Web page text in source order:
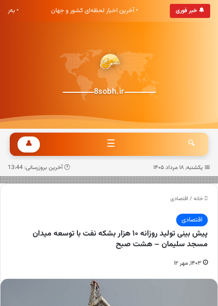
🔔 خبر فوری
صبح خوش آمدید • آخرین اخبار لحظه‌ای کشور و جهان •
8sobh.ir
🔍
☰
👤
📅 یکشنبه, ۱۸ مرداد ۱۴۰۵ 🕐 آخرین بروزرسانی: 13:44
خانه / اقتصادی
اقتصادی
پیش بینی تولید روزانه ۱۰ هزار بشکه نفت با توسعه میدان
مسجد سلیمان – هشت صبح
۱۴۰۳, مهر ۱۲